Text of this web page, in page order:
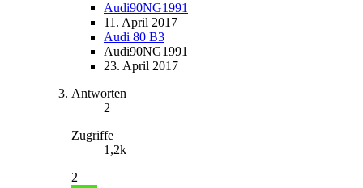
Audi90NG1991
11. April 2017
Audi 80 B3
Audi90NG1991
23. April 2017
Antworten
2
Zugriffe
1,2k
2